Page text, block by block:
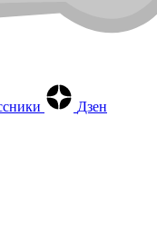
Дзен